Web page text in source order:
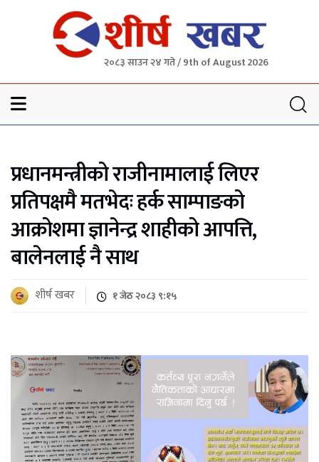
२०८३ साउन २४ गते / 9th of August 2026
प्रधानमन्त्रीको राजीनामालाई लिएर
प्रतिपक्षमै मतभेदः हर्क साम्पाङको
आक्रोशमा ज्ञानेन्द्र शाहीको आपत्ति,
बालेनलाई नै साथ
शीर्ष खबर १ जेठ २०८३ ९:१५